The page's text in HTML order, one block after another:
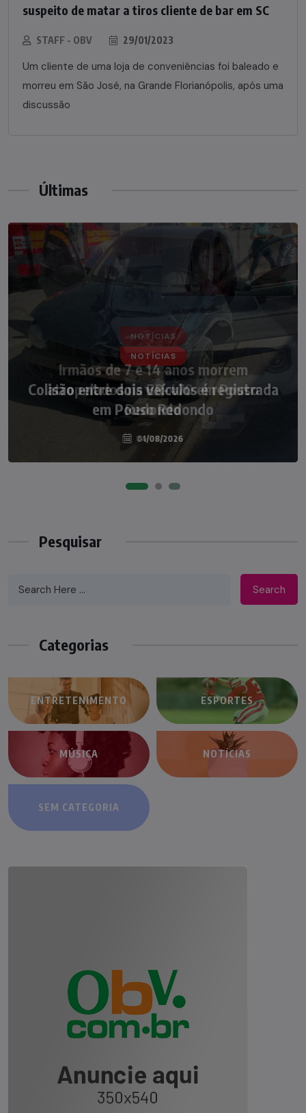
suspeito de matar a tiros cliente de bar em SC
STAFF - OBV 29/01/2023
Um cliente de uma loja de conveniências foi baleado e
morreu em São José, na Grande Florianópolis, após uma
discussão
Últimas
NOTÍCIAS
Irmãos de 7 e 14 anos morrem
atropelados na BR-470 em Pouso
Redondo
04/08/2026
Pesquisar
Search
Categorias
ENTRETENIMENTO ESPORTES
MÚSICA NOTÍCIAS
SEM CATEGORIA